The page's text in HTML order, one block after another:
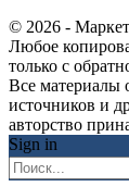
© 2026 -
Любое
только с
Все материалы
источников и
авторство
Sign in